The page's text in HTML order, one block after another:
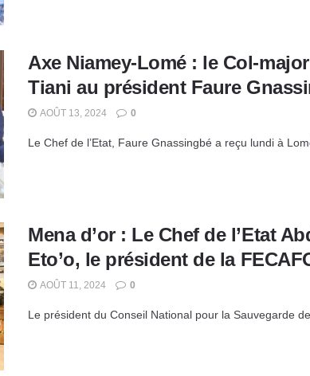
Axe Niamey-Lomé : le Col-
Tiani au président Faure
AOÛT 13, 2024 0
Le Chef de l’Etat, Faure Gnassingbé a reçu lundi à
Mena d’or : Le Chef de l’Etat
Eto’o, le président de la
AOÛT 11, 2024 0
Le président du Conseil National pour la Sauvegarde